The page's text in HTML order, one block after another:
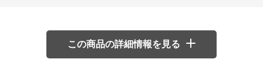
この商品の詳細情報を見る